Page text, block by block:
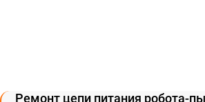
Ремонт цепи питания робота-